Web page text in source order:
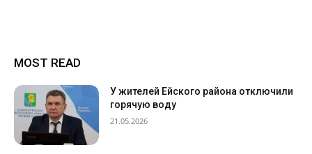
MOST READ
У жителей Ейского района отключили
горячую воду
21.05.2026